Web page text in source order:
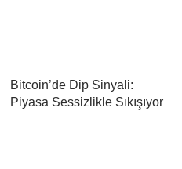
Bitcoin’de Dip Sinyali:
Piyasa Sessizlikle Sıkışıyor